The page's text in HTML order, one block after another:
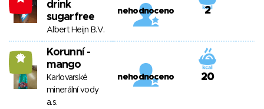
drink
sugarfree
Albert Heijn B.V.
nehodnoceno 2
13
Korunní -
mango
Karlovarské
minerální vody
a.s.
nehodnoceno 20